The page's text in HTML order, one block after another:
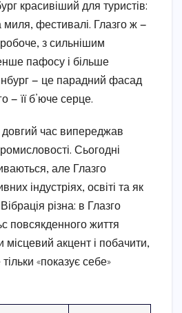
красивіший для туристів:
миля, фестивалі. Глазго ж —
з сильнішим
пафосу і більше
— це парадний фасад
— її б’юче серце.
довгий час випереджав
Сьогодні
але Глазго
індустріях, освіті та як
різна: в Глазго
повсякденного життя
місцевий акцент і побачити,
«показує себе»